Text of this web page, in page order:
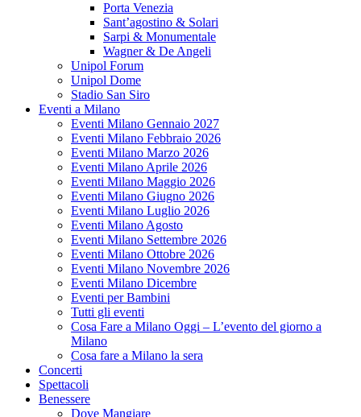
Porta Venezia
Sant’agostino & Solari
Sarpi & Monumentale
Wagner & De Angeli
Unipol Forum
Unipol Dome
Stadio San Siro
Eventi a Milano
Eventi Milano Gennaio 2027
Eventi Milano Febbraio 2026
Eventi Milano Marzo 2026
Eventi Milano Aprile 2026
Eventi Milano Maggio 2026
Eventi Milano Giugno 2026
Eventi Milano Luglio 2026
Eventi Milano Agosto
Eventi Milano Settembre 2026
Eventi Milano Ottobre 2026
Eventi Milano Novembre 2026
Eventi Milano Dicembre
Eventi per Bambini
Tutti gli eventi
Cosa Fare a Milano Oggi – L’evento del giorno a
Milano
Cosa fare a Milano la sera
Concerti
Spettacoli
Benessere
Dove Mangiare